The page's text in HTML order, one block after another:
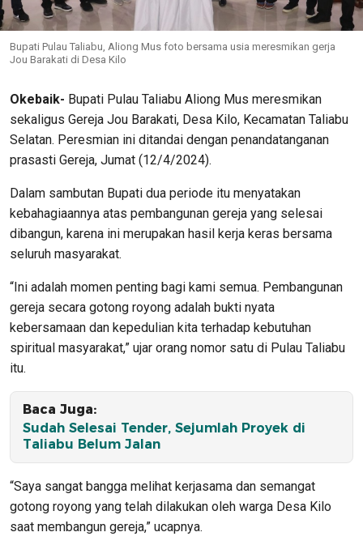
Bupati Pulau Taliabu, Aliong Mus foto bersama usia meresmikan gerja
Jou Barakati di Desa Kilo
Okebaik- Bupati Pulau Taliabu Aliong Mus meresmikan
sekaligus Gereja Jou Barakati, Desa Kilo, Kecamatan Taliabu
Selatan. Peresmian ini ditandai dengan penandatanganan
prasasti Gereja, Jumat (12/4/2024).
Dalam sambutan Bupati dua periode itu menyatakan
kebahagiaannya atas pembangunan gereja yang selesai
dibangun, karena ini merupakan hasil kerja keras bersama
seluruh masyarakat.
“Ini adalah momen penting bagi kami semua. Pembangunan
gereja secara gotong royong adalah bukti nyata
kebersamaan dan kepedulian kita terhadap kebutuhan
spiritual masyarakat,” ujar orang nomor satu di Pulau Taliabu
itu.
Baca Juga:
Sudah Selesai Tender, Sejumlah Proyek di
Taliabu Belum Jalan
“Saya sangat bangga melihat kerjasama dan semangat
gotong royong yang telah dilakukan oleh warga Desa Kilo
saat membangun gereja,” ucapnya.